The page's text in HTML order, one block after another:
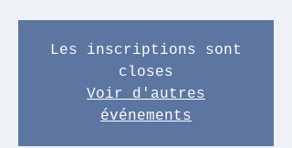
Les inscriptions sont
closes
Voir d'autres
événements